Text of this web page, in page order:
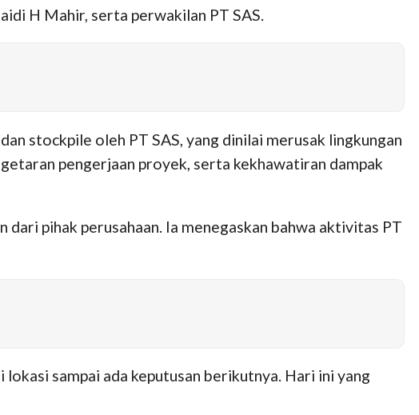
H Mahir, serta perwakilan PT SAS.
stockpile oleh PT SAS, yang dinilai merusak lingkungan
pengerjaan proyek, serta kekhawatiran dampak
pihak perusahaan. Ia menegaskan bahwa aktivitas PT
sampai ada keputusan berikutnya. Hari ini yang